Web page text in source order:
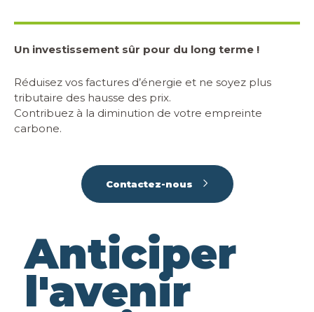
Un investissement sûr pour du long terme !
Réduisez vos factures d’énergie et ne soyez plus
tributaire des hausse des prix.
Contribuez à la diminution de votre empreinte
carbone.
Contactez-nous
Anticiper
l'avenir